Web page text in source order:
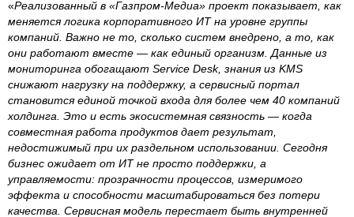
«Реализованный в «Газпром-Медиа» проект показывает, как
меняется логика корпоративного ИТ на уровне группы
компаний. Важно не то, сколько систем внедрено, а то, как
они работают вместе — как единый организм. Данные из
мониторинга обогащают Service Desk, знания из KMS
снижают нагрузку на поддержку, а сервисный портал
становится единой точкой входа для более чем 40 компаний
холдинга. Это и есть экосистемная связность — когда
совместная работа продуктов дает результат,
недостижимый при их раздельном использовании. Сегодня
бизнес ожидает от ИТ не просто поддержки, а
управляемости: прозрачности процессов, измеримого
эффекта и способности масштабироваться без потери
качества. Сервисная модель перестает быть внутренней